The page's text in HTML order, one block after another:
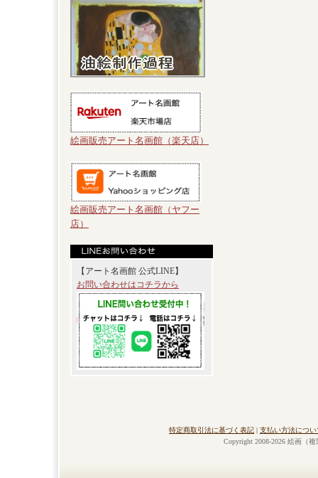
絵画販売アート名画館（楽天店）
絵画販売アート名画館（ヤフー
店）
【アート名画館 公式LINE】
お問い合わせはコチラから
特定商取引法に基づく表記 | 支払い方法につい
Copyright 2008-2026 絵画（